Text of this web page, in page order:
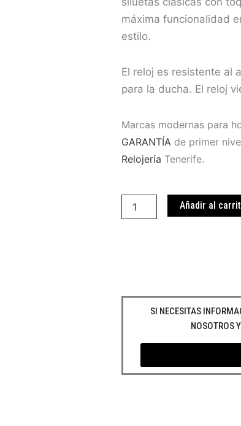
máxima funcionalidad
estilo.
El reloj es resistente al
para la ducha. El reloj
Marcas modernas para
GARANTÍA de primer
Relojería Tenerife.
Maserati
R8823152002
Añadir al
SI NECESITAS
NOSOTROS